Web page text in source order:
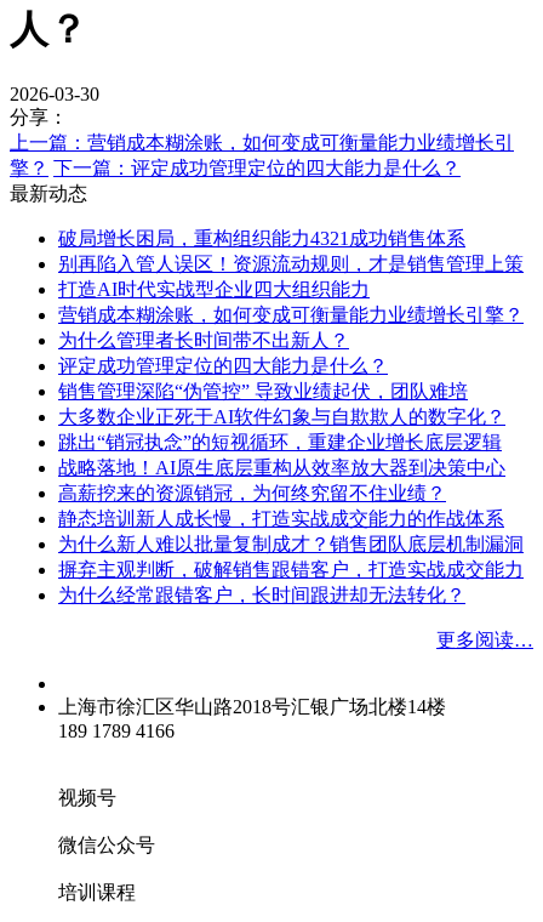
人？
2026-03-30
分享：
上一篇： 营销成本糊涂账，如何变成可衡量能力业绩增长引
擎？ 下一篇： 评定成功管理定位的四大能力是什么？
最新动态
破局增长困局，重构组织能力4321成功销售体系
别再陷入管人误区！资源流动规则，才是销售管理上策
打造AI时代实战型企业四大组织能力
营销成本糊涂账，如何变成可衡量能力业绩增长引擎？
为什么管理者长时间带不出新人？
评定成功管理定位的四大能力是什么？
销售管理深陷“伪管控” 导致业绩起伏，团队难培
大多数企业正死于AI软件幻象与自欺欺人的数字化？
跳出“销冠执念”的短视循环，重建企业增长底层逻辑
战略落地！AI原生底层重构从效率放大器到决策中心
高薪挖来的资源销冠，为何终究留不住业绩？
静态培训新人成长慢，打造实战成交能力的作战体系
为什么新人难以批量复制成才？销售团队底层机制漏洞
摒弃主观判断，破解销售跟错客户，打造实战成交能力
为什么经常跟错客户，长时间跟进却无法转化？
更多阅读…
上海市徐汇区华山路2018号汇银广场北楼14楼
189 1789 4166
视频号
微信公众号
培训课程